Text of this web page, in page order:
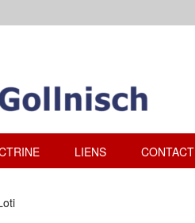
LIENS CONTACT